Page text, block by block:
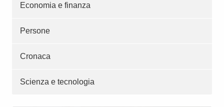
Economia e finanza
Persone
Cronaca
Scienza e tecnologia